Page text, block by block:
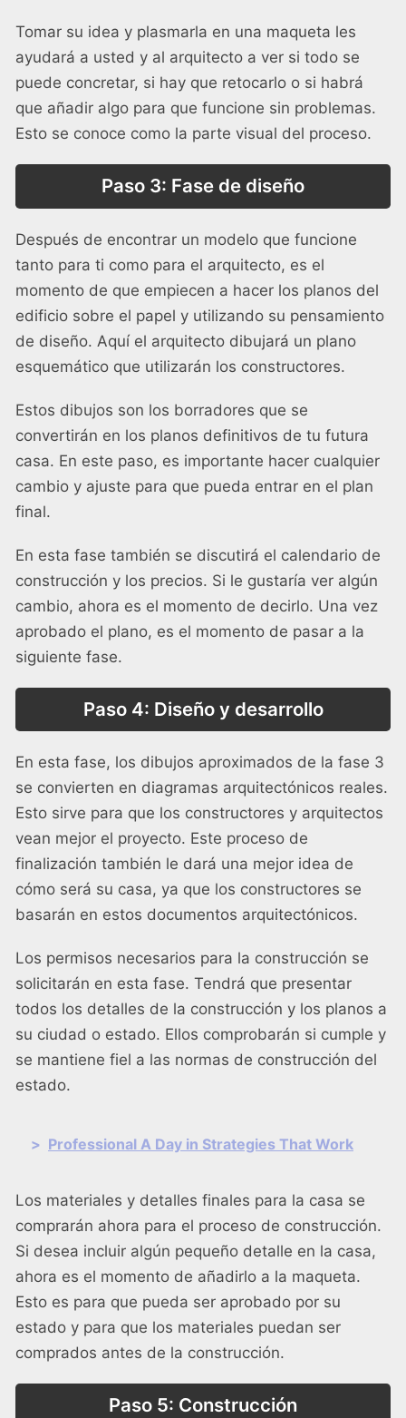
Tomar su idea y plasmarla en una maqueta les
ayudará a usted y al arquitecto a ver si todo se
puede concretar, si hay que retocarlo o si habrá
que añadir algo para que funcione sin problemas.
Esto se conoce como la parte visual del proceso.
Paso 3: Fase de diseño
Después de encontrar un modelo que funcione
tanto para ti como para el arquitecto, es el
momento de que empiecen a hacer los planos del
edificio sobre el papel y utilizando su pensamiento
de diseño. Aquí el arquitecto dibujará un plano
esquemático que utilizarán los constructores.
Estos dibujos son los borradores que se
convertirán en los planos definitivos de tu futura
casa. En este paso, es importante hacer cualquier
cambio y ajuste para que pueda entrar en el plan
final.
En esta fase también se discutirá el calendario de
construcción y los precios. Si le gustaría ver algún
cambio, ahora es el momento de decirlo. Una vez
aprobado el plano, es el momento de pasar a la
siguiente fase.
Paso 4: Diseño y desarrollo
En esta fase, los dibujos aproximados de la fase 3
se convierten en diagramas arquitectónicos reales.
Esto sirve para que los constructores y arquitectos
vean mejor el proyecto. Este proceso de
finalización también le dará una mejor idea de
cómo será su casa, ya que los constructores se
basarán en estos documentos arquitectónicos.
Los permisos necesarios para la construcción se
solicitarán en esta fase. Tendrá que presentar
todos los detalles de la construcción y los planos a
su ciudad o estado. Ellos comprobarán si cumple y
se mantiene fiel a las normas de construcción del
estado.
> Professional A Day in Strategies That Work
Los materiales y detalles finales para la casa se
comprarán ahora para el proceso de construcción.
Si desea incluir algún pequeño detalle en la casa,
ahora es el momento de añadirlo a la maqueta.
Esto es para que pueda ser aprobado por su
estado y para que los materiales puedan ser
comprados antes de la construcción.
Paso 5: Construcción